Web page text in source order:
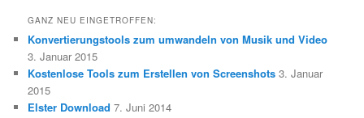
GANZ NEU EINGETROFFEN:
Konvertierungstools zum umwandeln von Musik und Video
3. Januar 2015
Kostenlose Tools zum Erstellen von Screenshots 3. Januar
2015
Elster Download 7. Juni 2014